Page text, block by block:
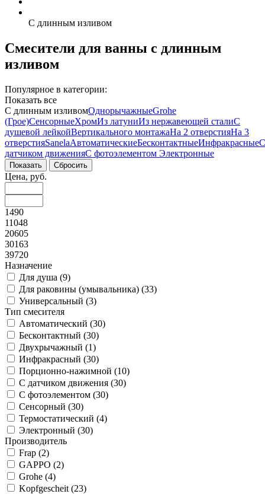
С длинным изливом
Смесители для ванны с длинным
изливом
Популярное в категории:
Показать все
С длинным изливомОднорычажныеGrohe
(Грое)СенсорныеХромИз латуниИз нержавеющей сталиС
душевой лейкойВертикального монтажаНа 2 отверстияНа 3
отверстияSanelaАвтоматическиеБесконтактныеИнфракрасныеС
датчиком движенияС фотоэлементом Электронные
Цена, руб.
1490
11048
20605
30163
39720
Назначение
Для душа (9)
Для раковины (умывальника) (33)
Универсальный (3)
Тип смесителя
Автоматический (30)
Бесконтактный (30)
Двухрычажный (1)
Инфракрасный (30)
Порционно-нажимной (10)
С датчиком движения (30)
С фотоэлементом (30)
Сенсорный (30)
Термостатический (4)
Электронный (30)
Производитель
Frap (2)
GAPPO (2)
Grohe (4)
Kopfgescheit (23)